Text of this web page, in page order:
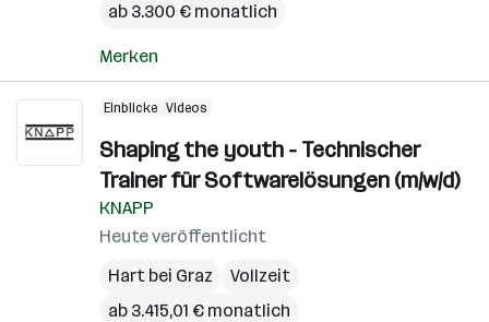
ab 3.300 € monatlich
Merken
Einblicke Videos
Shaping the youth - Technischer
Trainer für Softwarelösungen (m/w/d)
KNAPP
Heute veröffentlicht
Hart bei Graz
Vollzeit
ab 3.415,01 € monatlich